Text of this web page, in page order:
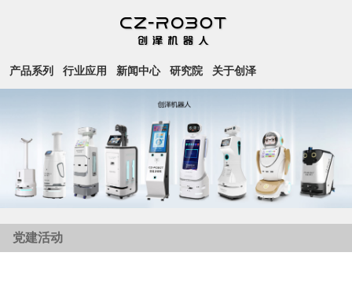
产品系列 行业应用 新闻中心 研究院 关于创泽
党建活动